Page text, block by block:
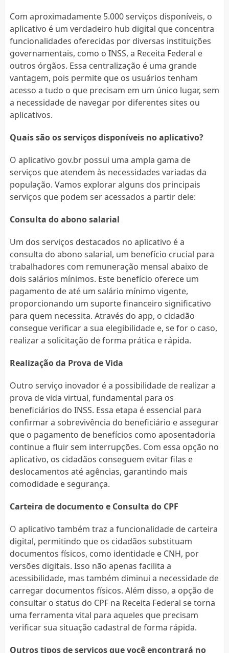
Com aproximadamente 5.000 serviços disponíveis, o
aplicativo é um verdadeiro hub digital que concentra
funcionalidades oferecidas por diversas instituições
governamentais, como o INSS, a Receita Federal e
outros órgãos. Essa centralização é uma grande
vantagem, pois permite que os usuários tenham
acesso a tudo o que precisam em um único lugar, sem
a necessidade de navegar por diferentes sites ou
aplicativos.
Quais são os serviços disponíveis no aplicativo?
O aplicativo gov.br possui uma ampla gama de
serviços que atendem às necessidades variadas da
população. Vamos explorar alguns dos principais
serviços que podem ser acessados a partir dele:
Consulta do abono salarial
Um dos serviços destacados no aplicativo é a
consulta do abono salarial, um benefício crucial para
trabalhadores com remuneração mensal abaixo de
dois salários mínimos. Este benefício oferece um
pagamento de até um salário mínimo vigente,
proporcionando um suporte financeiro significativo
para quem necessita. Através do app, o cidadão
consegue verificar a sua elegibilidade e, se for o caso,
realizar a solicitação de forma prática e rápida.
Realização da Prova de Vida
Outro serviço inovador é a possibilidade de realizar a
prova de vida virtual, fundamental para os
beneficiários do INSS. Essa etapa é essencial para
confirmar a sobrevivência do beneficiário e assegurar
que o pagamento de benefícios como aposentadoria
continue a fluir sem interrupções. Com essa opção no
aplicativo, os cidadãos conseguem evitar filas e
deslocamentos até agências, garantindo mais
comodidade e segurança.
Carteira de documento e Consulta do CPF
O aplicativo também traz a funcionalidade de carteira
digital, permitindo que os cidadãos substituam
documentos físicos, como identidade e CNH, por
versões digitais. Isso não apenas facilita a
acessibilidade, mas também diminui a necessidade de
carregar documentos físicos. Além disso, a opção de
consultar o status do CPF na Receita Federal se torna
uma ferramenta vital para aqueles que precisam
verificar sua situação cadastral de forma rápida.
Outros tipos de serviços que você encontrará no